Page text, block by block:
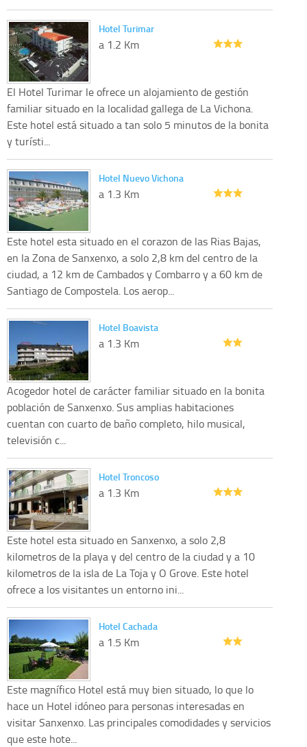
Hotel Turimar
a 1.2 Km
El Hotel Turimar le ofrece un alojamiento de gestión
familiar situado en la localidad gallega de La Vichona.
Este hotel está situado a tan solo 5 minutos de la bonita
y turísti...
Hotel Nuevo Vichona
a 1.3 Km
Este hotel esta situado en el corazon de las Rias Bajas,
en la Zona de Sanxenxo, a solo 2,8 km del centro de la
ciudad, a 12 km de Cambados y Combarro y a 60 km de
Santiago de Compostela. Los aerop...
Hotel Boavista
a 1.3 Km
Acogedor hotel de carácter familiar situado en la bonita
población de Sanxenxo. Sus amplias habitaciones
cuentan con cuarto de baño completo, hilo musical,
televisión c...
Hotel Troncoso
a 1.3 Km
Este hotel esta situado en Sanxenxo, a solo 2,8
kilometros de la playa y del centro de la ciudad y a 10
kilometros de la isla de La Toja y O Grove. Este hotel
ofrece a los visitantes un entorno ini...
Hotel Cachada
a 1.5 Km
Este magnífico Hotel está muy bien situado, lo que lo
hace un Hotel idóneo para personas interesadas en
visitar Sanxenxo. Las principales comodidades y servicios
que este hote...